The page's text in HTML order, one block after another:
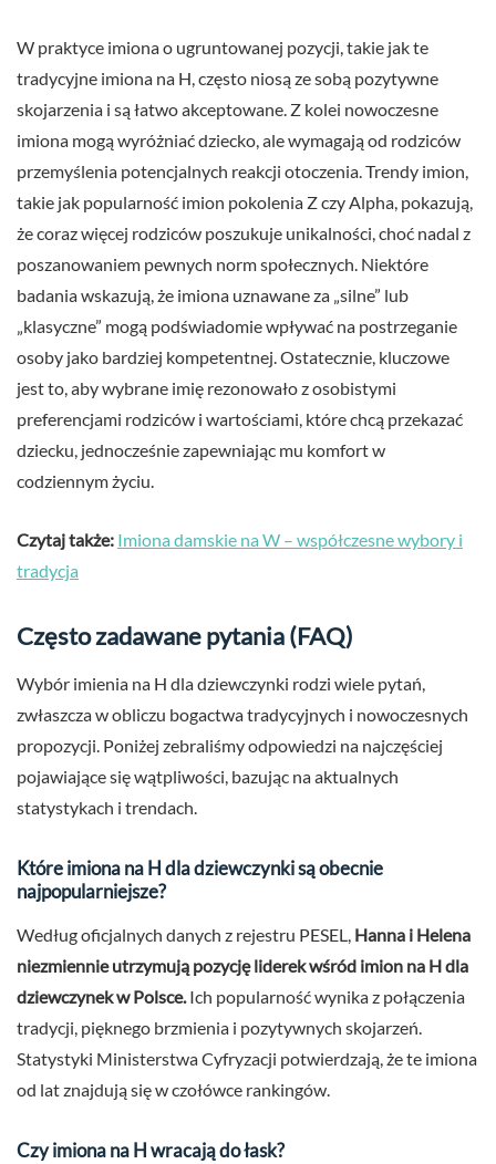
W praktyce imiona o ugruntowanej pozycji, takie jak te
tradycyjne imiona na H, często niosą ze sobą pozytywne
skojarzenia i są łatwo akceptowane. Z kolei nowoczesne
imiona mogą wyróżniać dziecko, ale wymagają od rodziców
przemyślenia potencjalnych reakcji otoczenia. Trendy imion,
takie jak popularność imion pokolenia Z czy Alpha, pokazują,
że coraz więcej rodziców poszukuje unikalności, choć nadal z
poszanowaniem pewnych norm społecznych. Niektóre
badania wskazują, że imiona uznawane za „silne” lub
„klasyczne” mogą podświadomie wpływać na postrzeganie
osoby jako bardziej kompetentnej. Ostatecznie, kluczowe
jest to, aby wybrane imię rezonowało z osobistymi
preferencjami rodziców i wartościami, które chcą przekazać
dziecku, jednocześnie zapewniając mu komfort w
codziennym życiu.
Czytaj także: Imiona damskie na W – współczesne wybory i
tradycja
Często zadawane pytania (FAQ)
Wybór imienia na H dla dziewczynki rodzi wiele pytań,
zwłaszcza w obliczu bogactwa tradycyjnych i nowoczesnych
propozycji. Poniżej zebraliśmy odpowiedzi na najczęściej
pojawiające się wątpliwości, bazując na aktualnych
statystykach i trendach.
Które imiona na H dla dziewczynki są obecnie
najpopularniejsze?
Według oficjalnych danych z rejestru PESEL, Hanna i Helena
niezmiennie utrzymują pozycję liderek wśród imion na H dla
dziewczynek w Polsce. Ich popularność wynika z połączenia
tradycji, pięknego brzmienia i pozytywnych skojarzeń.
Statystyki Ministerstwa Cyfryzacji potwierdzają, że te imiona
od lat znajdują się w czołówce rankingów.
Czy imiona na H wracają do łask?